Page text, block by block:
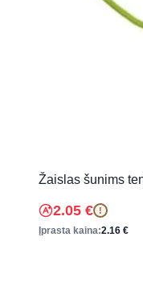
Žaislas šunims
2.05 € !
Įprasta kaina:2.16 €